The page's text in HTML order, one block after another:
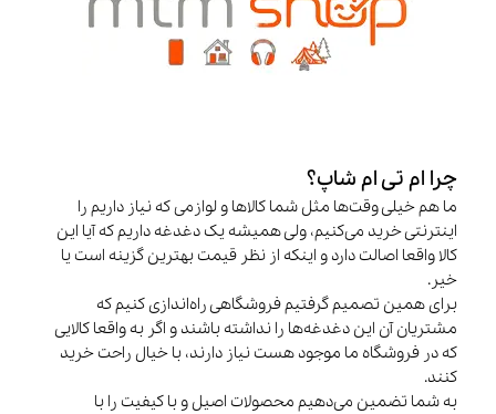
چرا ام تی ام شاپ؟
ما هم خیلی وقت‌ها مثل شما کالاها و لوازمی که نیاز داریم را
اینترنتی خرید می‌کنیم، ولی همیشه یک دغدغه داریم که آیا این
کالا واقعا اصالت دارد و اینکه از نظر قیمت بهترین گزینه است یا
خیر.
برای همین تصمیم گرفتیم فروشگاهی راه‌اندازی کنیم که
مشتریان آن این دغدغه‌ها را نداشته باشند و اگر به واقعا کالایی
که در فروشگاه ما موجود هست نیاز دارند، با خیال راحت خرید
کنند.
به شما تضمین می‌دهیم محصولات اصیل و با کیفیت را با